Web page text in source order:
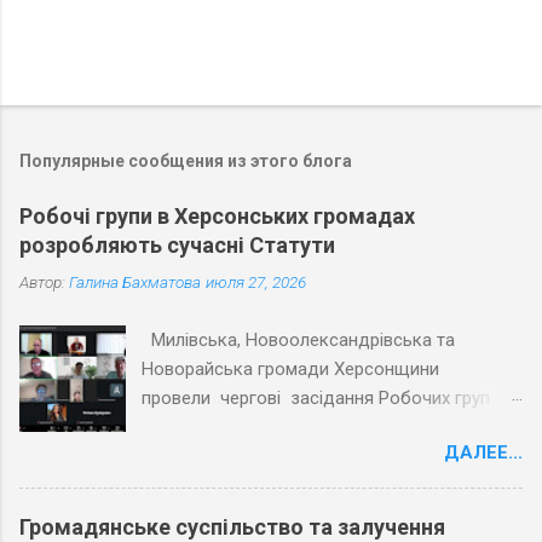
Популярные сообщения из этого блога
Робочі групи в Херсонських громадах
розробляють сучасні Статути
Автор: Галина Бахматова июля 27, 2026
Милівська, Новоолександрівська та
Новорайська громади Херсонщини
провели чергові засідання Робочих груп з
політичних і соціальних досліджень
(ПЦПСД) та з активістами громад, які
увійшли до Робочих груп з розробки
ДАЛЕЕ...
Громадянське суспільство та залучення